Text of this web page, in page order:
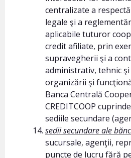
centralizate a
legale şi a
aplicabile tuturor
credit afiliate, prin
supravegherii şi a
administrativ, tehnic
organizării şi
Banca Centrală
CREDITCOOP
sediile secundare
sedii secundare ale
sucursale, agenţii,
puncte de lucru fără